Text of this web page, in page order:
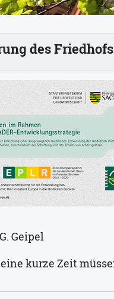
des
Geipel
eine kurze Zeit